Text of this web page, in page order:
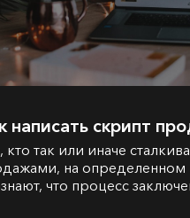
написать скрипт
кто так или иначе
на определенном
что процесс